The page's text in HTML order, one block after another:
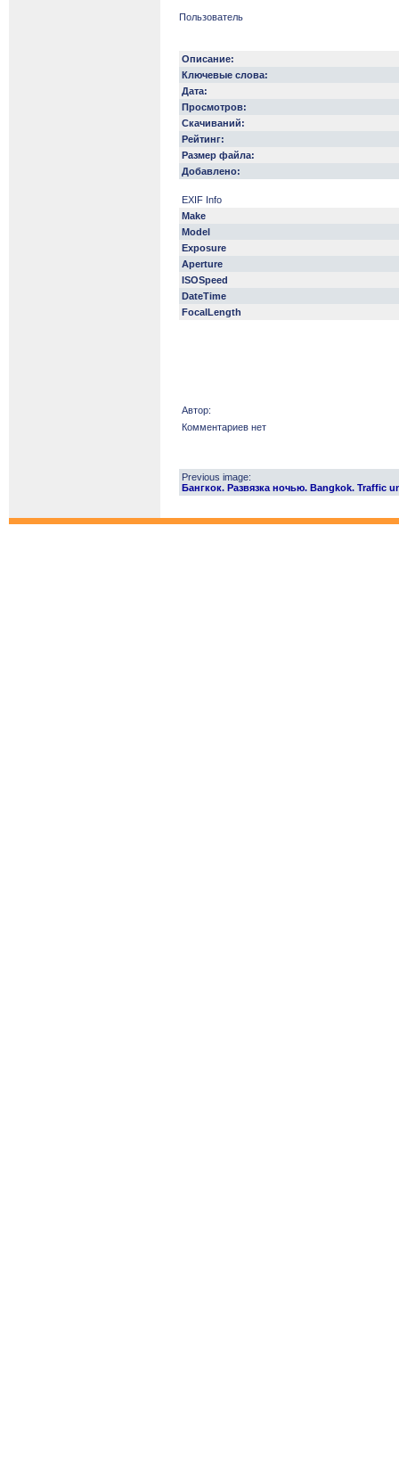
Пользователь
Описание:
Ключевые слова:
Дата:
Просмотров:
Скачиваний:
Рейтинг:
Размер файла:
Добавлено:
EXIF Info
Make
Model
Exposure
Aperture
ISOSpeed
DateTime
FocalLength
Автор:
Комментариев нет
Previous image:
Бангкок. Развязка ночью. Bangkok. Traffic